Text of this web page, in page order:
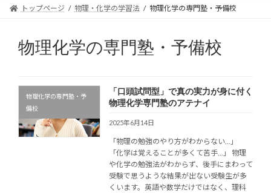
トップページ 物理・化学の学習法 物理化学の専門塾・予備校
物理化学の専門塾・予備校
物理化学の専門塾・予
備校
「口頭試問型」で真の実力が身に付く
物理化学専門塾のアテナイ
2025年6月14日
「物理の勉強のやり方がわからない...」
「化学は覚えることが多くて苦手...」 物理
や化学の勉強法がわからず、後手にまわって
受験で思うような結果が出ない受験生が多
くいます。英語や数学だけではなく、理科